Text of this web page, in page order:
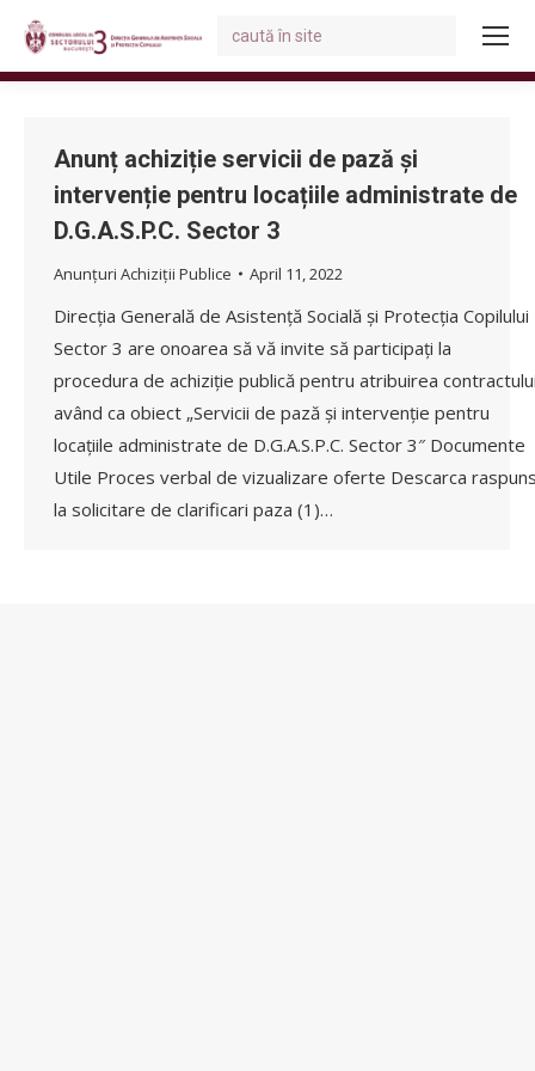
Search:
Anunț achiziție servicii de pază și
intervenție pentru locațiile administrate de
D.G.A.S.P.C. Sector 3
Anunțuri Achiziții Publice April 11, 2022
Direcția Generală de Asistență Socială și Protecția Copilului
Sector 3 are onoarea să vă invite să participați la
procedura de achiziție publică pentru atribuirea
având ca obiect „Servicii de pază și intervenție pentru
locațiile administrate de D.G.A.S.P.C. Sector 3″ Documente
Utile Proces verbal de vizualizare oferte Descarca
la solicitare de clarificari paza (1)…